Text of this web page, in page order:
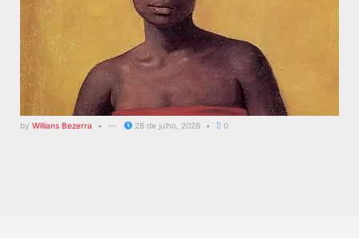
by Willians Bezerra 28 de julho, 2026 0